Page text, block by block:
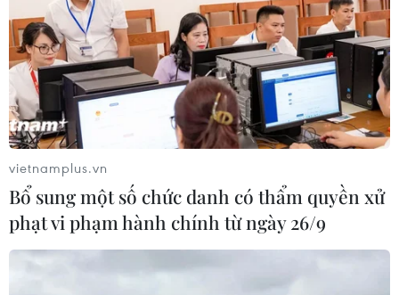
đó, Bình Định sau thất bại 0-1 trên sân Thống Nhất đang
là đội gặp bất lợi trong cuộc đua trụ hạng.
vietnamplus.vn
Bổ sung một số chức danh có thẩm quyền xử
phạt vi phạm hành chính từ ngày 26/9